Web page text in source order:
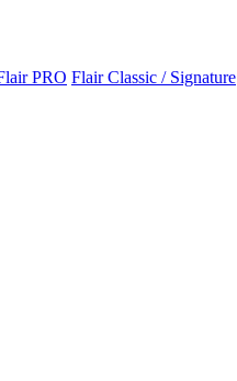
PRO Flair Classic / Signature